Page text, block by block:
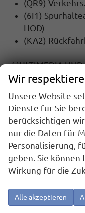
(QR9)
(6I1)
HOD)
(KA2)
MULTIMEDIA
(9ZX)
(9WJ) Wired &
über App
Smartphone
SICHERHEIT:
(EM2)
(UG1)
(4UF)
(2H5) Drive
Wir
Unsere Website
Dienste für Sie
berücksichtigen
nur die Daten für
Personalisierung,
geben. Sie
Wirkung für die
Alle akzeptieren